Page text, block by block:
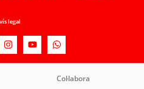
legal
Col·labora